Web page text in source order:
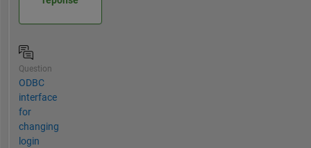
Question
ODBC
interface
for
changing
login